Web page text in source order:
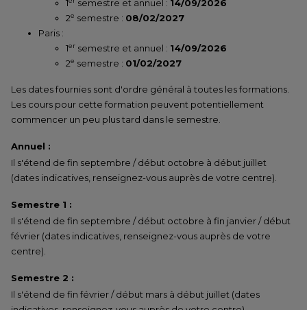
1
semestre et annuel : 14/09/2026
2e semestre : 08/02/2027
Paris :
1er semestre et annuel : 14/09/2026
2e semestre : 01/02/2027
Les dates fournies sont d'ordre général à toutes les formations.
Les cours pour cette formation peuvent potentiellement
commencer un peu plus tard dans le semestre.
Annuel :
Il s'étend de fin septembre / début octobre à début juillet
(dates indicatives, renseignez-vous auprès de votre centre).
Semestre 1 :
Il s'étend de fin septembre / début octobre à fin janvier / début
février (dates indicatives, renseignez-vous auprès de votre
centre).
Semestre 2 :
Il s'étend de fin février / début mars à début juillet (dates